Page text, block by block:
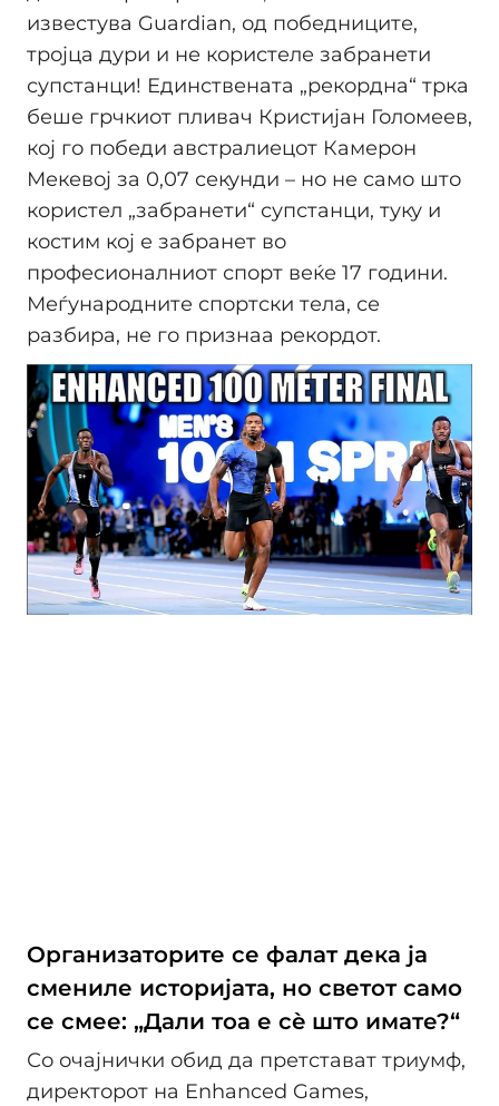
известува Guardian, од победниците,
тројца дури и не користеле забранети
супстанци! Единствената „рекордна“ трка
беше грчкиот пливач Кристијан Голомеев,
кој го победи австралиецот Камерон
Мекевој за 0,07 секунди – но не само што
користел „забранети“ супстанци, туку и
костим кој е забранет во
професионалниот спорт веќе 17 години.
Меѓународните спортски тела, се
разбира, не го признаа рекордот.
Организаторите се фалат дека ја
смениле историјата, но светот само
се смее: „Дали тоа е сè што имате?“
Со очајнички обид да претстават триумф,
директорот на Enhanced Games,